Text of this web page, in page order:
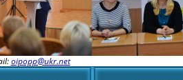
oipopp@ukr.net